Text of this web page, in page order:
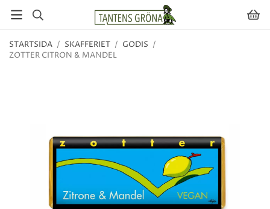
STARTSIDA / SKAFFERIET / GODIS /
ZOTTER CITRON & MANDEL